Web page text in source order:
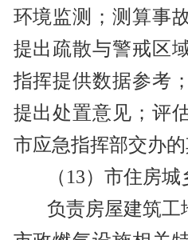
环境监测；测算事
提出疏散与警戒区
指挥提供数据参考
提出处置意见；评
市应急指挥部交办
（ 13）市住房城
负责房屋建筑工